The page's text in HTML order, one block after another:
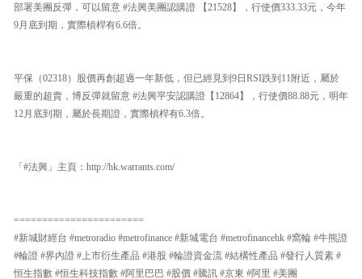
部署美團反彈，可以留意 #法興美團認購證 【21528】，行使價333.33元，今年
9月底到期，實際槓桿有6.6倍。
平保（02318）股價再創超過一年新低，但已經見到9日RSI跌到11附近，屬於
嚴重的超賣，博反彈就留意 #法興平安認購證【12864】，行使價88.88元，明年
12月底到期，屬於長期證，實際槓桿有6.3倍。
「#法興」主頁：http://hk.warrants.com/
=======================
#新城財經台 #metroradio #metrofinance #新城電台 #metrofinancehk #窩輪 #牛熊證
#輪證 #界內證 #上市衍生產品 #港股 #輪證資金流 #結構性產品 #發行人質素 #
恒生指數 #恒生科技指數 #阿里巴巴 #股價 #騰訊 #京東 #阿里 #美團